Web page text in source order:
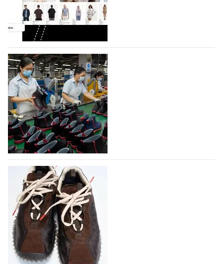
На платформе Lamoda - новый раздел и
условия продвижения локальных
дизайнерских марок
Российский маркетплейс Lamoda решил обновить
раздел для продажи продукции локальных
дизайнерских марок одежды, обуви и аксессуаров.
Бренды также получат маркетинговую…
06.08.2026 258
Объем мирового производства обуви в
2025 году практически не увеличился
В 2025 году мировое производство обуви
практически не изменилось, зафиксировав
незначительный рост на 0,1% до 24,6 млрд пар, -
данные опубликованы в аналитическом вестнике
«Всемирный ежегодник обуви 2026», Португальской